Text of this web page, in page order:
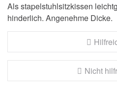
Als stapelstuhlsitzkissen
hinderlich. Angenehme Dicke.
Nicht